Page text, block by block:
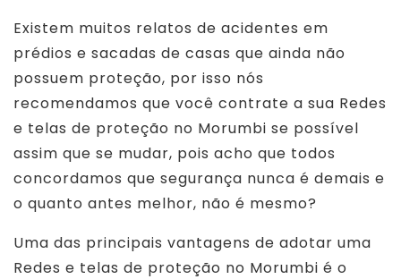
Existem muitos relatos de acidentes em
prédios e sacadas de casas que ainda não
possuem proteção, por isso nós
recomendamos que você contrate a sua Redes
e telas de proteção no Morumbi se possível
assim que se mudar, pois acho que todos
concordamos que segurança nunca é demais e
o quanto antes melhor, não é mesmo?
Uma das principais vantagens de adotar uma
Redes e telas de proteção no Morumbi é o